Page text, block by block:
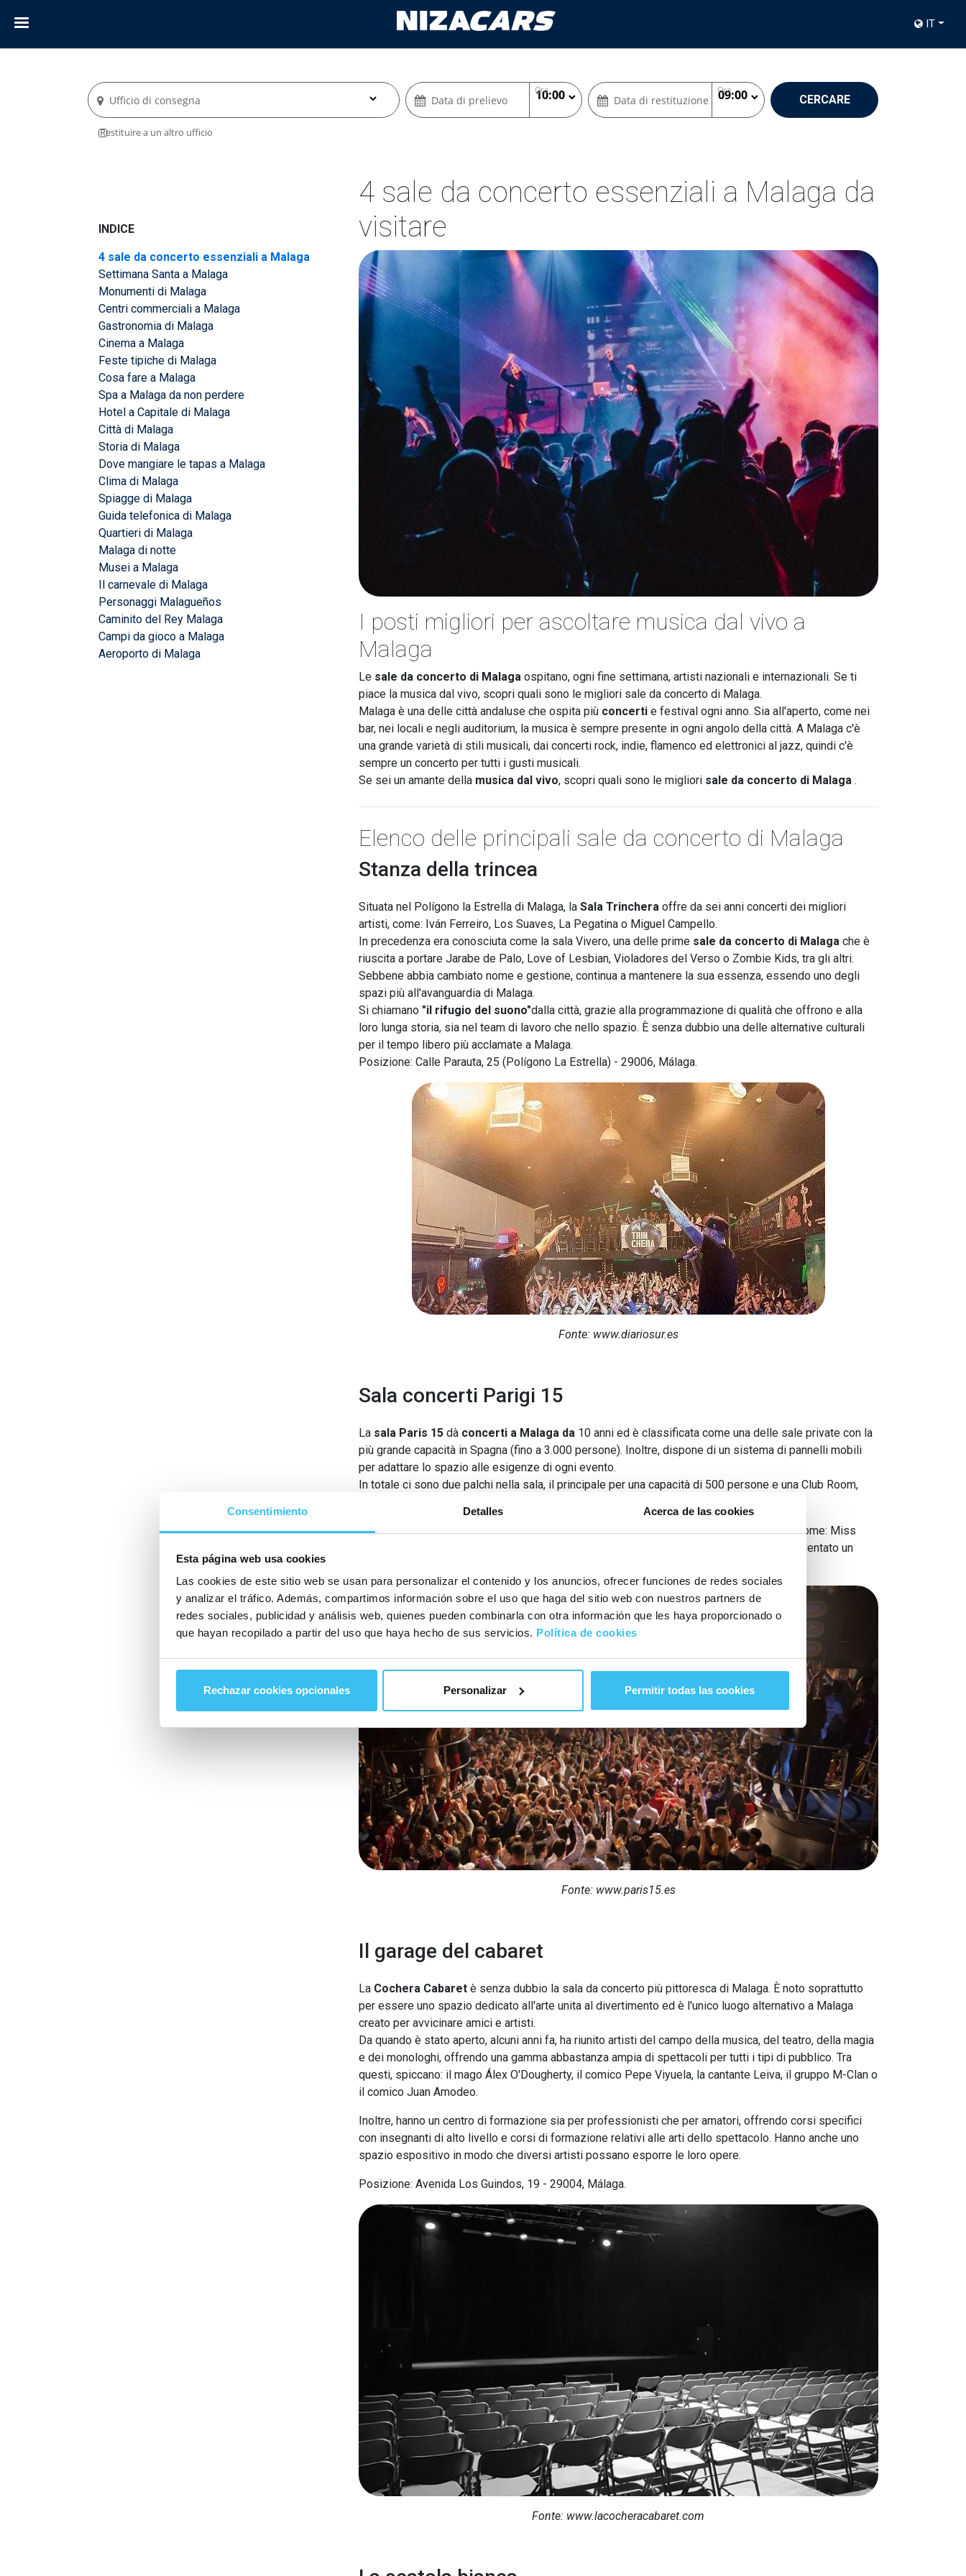
Consentimiento Detalles Acerca de las cookies
Esta página web usa cookies
Las cookies de este sitio web se usan para personalizar el contenido y los anuncios, ofrecer funciones de redes sociales
y analizar el tráfico. Además, compartimos información sobre el uso que haga del sitio web con nuestros partners de
redes sociales, publicidad y análisis web, quienes pueden combinarla con otra información que les haya proporcionado o
que hayan recopilado a partir del uso que haya hecho de sus servicios. Política de cookies
Rechazar cookies opcionales Personalizar Permitir todas las cookies
IT
Ufficio di consegna
Restituire a un altro ufficio
Data di prelievo
Ora
Data di restituzione
Ora
CERCARE
INDICE
4 sale da concerto essenziali a Malaga
Settimana Santa a Malaga
Monumenti di Malaga
Centri commerciali a Malaga
Gastronomia di Malaga
Cinema a Malaga
Feste tipiche di Malaga
Cosa fare a Malaga
Spa a Malaga da non perdere
Hotel a Capitale di Malaga
Città di Malaga
Storia di Malaga
Dove mangiare le tapas a Malaga
Clima di Malaga
Spiagge di Malaga
Guida telefonica di Malaga
Quartieri di Malaga
Malaga di notte
Musei a Malaga
Il carnevale di Malaga
Personaggi Malagueños
Caminito del Rey Malaga
Campi da gioco a Malaga
Aeroporto di Malaga
4 sale da concerto essenziali a Malaga da
visitare
I posti migliori per ascoltare musica dal vivo a
Malaga
Le sale da concerto di Malagaospitano, ogni fine settimana, artisti nazionali e internazionali. Se ti
piace la musica dal vivo, scopri quali sono le migliori sale da concerto di Malaga.
Malaga è una delle città andaluse che ospita più concertie festival ogni anno. Sia all'aperto, come nei
bar, nei locali e negli auditorium, la musica è sempre presente in ogni angolo della città. A Malaga c'è
una grande varietà di stili musicali, dai concerti rock, indie, flamenco ed elettronici al jazz, quindi c'è
sempre un concerto per tutti i gusti musicali.
Se sei un amante della musica dal vivo, scopri quali sono le migliori sale da concerto di Malaga.
Elenco delle principali sale da concerto di Malaga
Stanza della trincea
Situata nel Polígono la Estrella di Malaga, la Sala Trincheraoffre da sei anni concerti dei migliori
artisti, come: Iván Ferreiro, Los Suaves, La Pegatina o Miguel Campello.
In precedenza era conosciuta come la sala Vivero, una delle prime sale da concerto di Malagache è
riuscita a portare Jarabe de Palo, Love of Lesbian, Violadores del Verso o Zombie Kids, tra gli altri.
Sebbene abbia cambiato nome e gestione, continua a mantenere la sua essenza, essendo uno degli
spazi più all'avanguardia di Malaga.
Si chiamano "il rifugio del suono"dalla città, grazie alla programmazione di qualità che offrono e alla
loro lunga storia, sia nel team di lavoro che nello spazio. È senza dubbio una delle alternative culturali
per il tempo libero più acclamate a Malaga.
Posizione: Calle Parauta, 25 (Polígono La Estrella) - 29006, Málaga.
Fonte: www.diariosur.es
Sala concerti Parigi 15
La sala Paris 15dà concerti a Malaga da10 anni ed è classificata come una delle sale private con la
più grande capacità in Spagna (fino a 3.000 persone). Inoltre, dispone di un sistema di pannelli mobili
per adattare lo spazio alle esigenze di ogni evento.
In totale ci sono due palchi nella sala, il principale per una capacità di 500 persone e una Club Room,
Artisti nazionali e internazionali sono passati per questasala da concerto di Malaga, come: Miss
Cafeína, Kakkmaddafakka, Luis Fonsi, Nicky Jam e Pendulum, tra molti altri. Paris 15 è diventato un
Fonte: www.paris15.es
Il garage del cabaret
La Cochera Cabaretè senza dubbio la sala da concerto più pittoresca di Malaga. È noto soprattutto
per essere uno spazio dedicato all'arte unita al divertimento ed è l'unico luogo alternativo a Malaga
creato per avvicinare amici e artisti.
Da quando è stato aperto, alcuni anni fa, ha riunito artisti del campo della musica, del teatro, della magia
e dei monologhi, offrendo una gamma abbastanza ampia di spettacoli per tutti i tipi di pubblico. Tra
questi, spiccano: il mago Álex O'Dougherty, il comico Pepe Viyuela, la cantante Leiva, il gruppo M-Clan o
il comico Juan Amodeo.
Inoltre, hanno un centro di formazione sia per professionisti che per amatori, offrendo corsi specifici
con insegnanti di alto livello e corsi di formazione relativi alle arti dello spettacolo. Hanno anche uno
spazio espositivo in modo che diversi artisti possano esporre le loro opere.
Posizione: Avenida Los Guindos, 19 - 29004, Málaga.
Fonte: www.lacocheracabaret.com